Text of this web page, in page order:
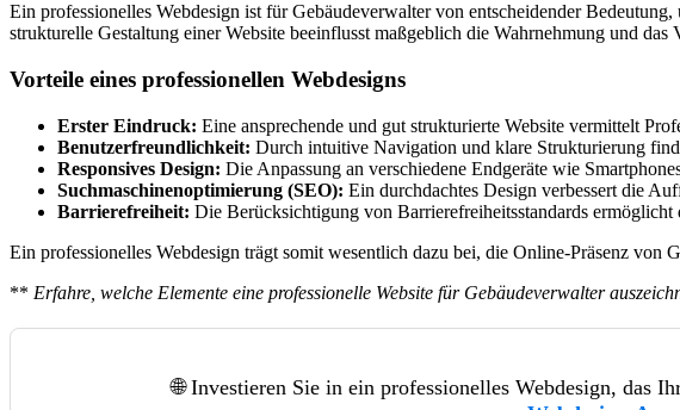
Ein professionelles Webdesign ist für Gebäudeverwalter von entscheidender
strukturelle Gestaltung einer Website beeinflusst maßgeblich die Wahrnehmung und das
Vorteile eines professionellen Webdesigns
Erster Eindruck: Eine ansprechende und gut strukturierte Website vermittelt
Benutzerfreundlichkeit: Durch intuitive Navigation und klare Strukturierung
Responsives Design: Die Anpassung an verschiedene Endgeräte wie
Suchmaschinenoptimierung (SEO): Ein durchdachtes Design verbessert die
Barrierefreiheit: Die Berücksichtigung von Barrierefreiheitsstandards
Ein professionelles Webdesign trägt somit wesentlich dazu bei, die Online-Präsenz
** Erfahre, welche Elemente eine professionelle Website für Gebäudeverwalter
🌐 Investieren Sie in ein professionelles Webdesign, das